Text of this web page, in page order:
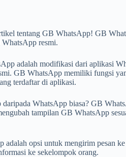
tentang GB WhatsApp! GB
resmi.
adalah modifikasi dari aplikasi
GB WhatsApp memiliki fungsi
terdaftar di aplikasi.
WhatsApp biasa? GB
tampilan GB WhatsApp
opsi untuk mengirim pesan
ke sekelompok orang.